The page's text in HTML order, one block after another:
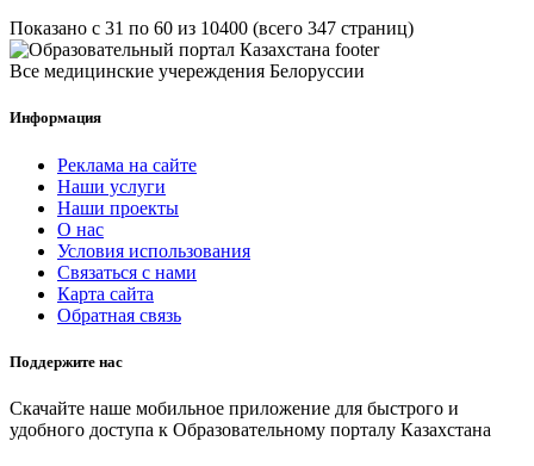
Показано с 31 по 60 из 10400 (всего 347 страниц)
Все медицинские учереждения Белоруссии
Информация
Реклама на сайте
Наши услуги
Наши проекты
О нас
Условия использования
Связаться с нами
Карта сайта
Обратная связь
Поддержите нас
Скачайте наше мобильное приложение для быстрого и
удобного доступа к Образовательному порталу Казахстана